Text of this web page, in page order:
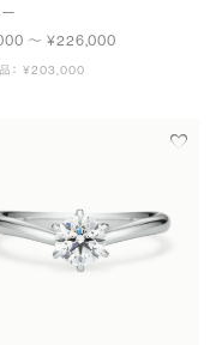
〜 ¥226,000
： ¥203,000